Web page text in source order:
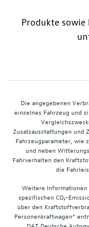
Produkte sowie
Die angegebenen
einzelnes Fahrzeug und
Zusatzausstattungen und
Fahrzeugparameter, wie
und neben
Fahrverhalten den
die
Weitere
spezifischen CO₂-
über den
Personenkraftwagen“